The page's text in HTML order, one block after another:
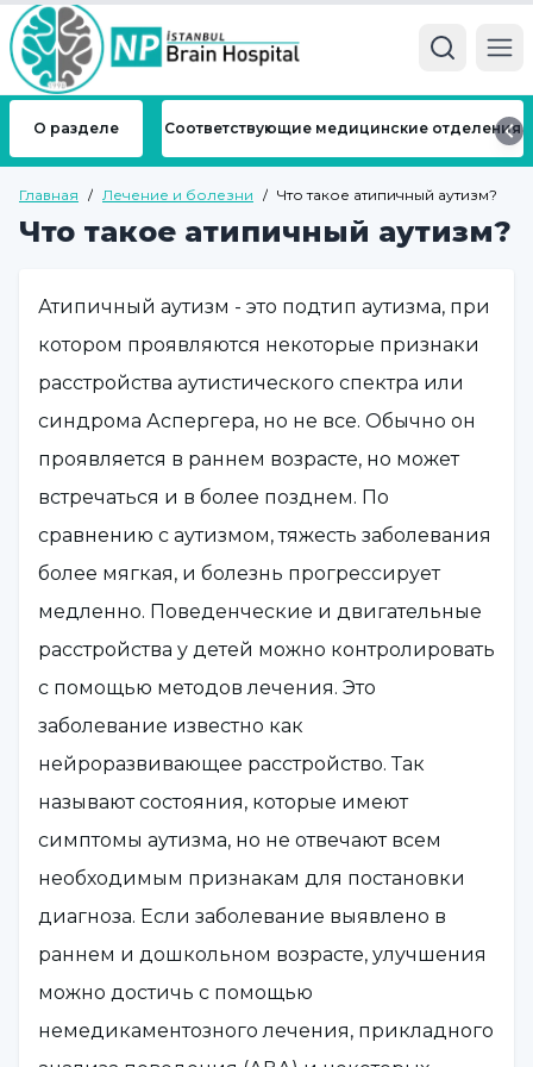
О разделе Соответствующие медицинские отделения
Главная / Лечение и болезни / Что такое атипичный аутизм?
Что такое атипичный аутизм?
Атипичный аутизм - это подтип аутизма, при
котором проявляются некоторые признаки
расстройства аутистического спектра или
синдрома Аспергера, но не все. Обычно он
проявляется в раннем возрасте, но может
встречаться и в более позднем. По
сравнению с аутизмом, тяжесть заболевания
более мягкая, и болезнь прогрессирует
медленно. Поведенческие и двигательные
расстройства у детей можно контролировать
с помощью методов лечения. Это
заболевание известно как
нейроразвивающее расстройство. Так
называют состояния, которые имеют
симптомы аутизма, но не отвечают всем
необходимым признакам для постановки
диагноза. Если заболевание выявлено в
раннем и дошкольном возрасте, улучшения
можно достичь с помощью
немедикаментозного лечения, прикладного